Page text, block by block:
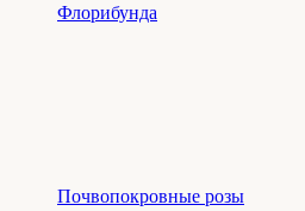
Флорибунда
Почвопокровные розы